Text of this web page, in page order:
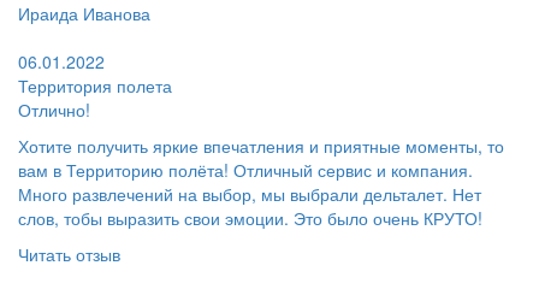
Ираида Иванова
06.01.2022
Территория полета
Отлично!
Хотите получить яркие впечатления и приятные моменты, то
вам в Территорию полёта! Отличный сервис и компания.
Много развлечений на выбор, мы выбрали дельталет. Нет
слов, тобы выразить свои эмоции. Это было очень КРУТО!
Читать отзыв